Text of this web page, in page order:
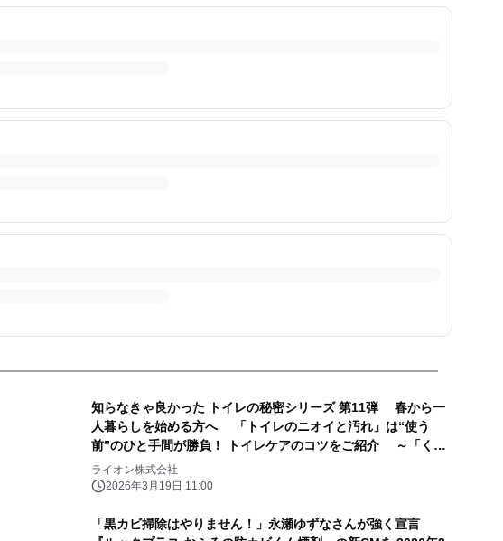
知らなきゃ良かった トイレの秘密シリーズ 第11弾 春から一
人暮らしを始める方へ 「トイレのニオイと汚れ」は“使う
前”のひと手間が勝負！ トイレケアのコツをご紹介 ～「くん
煙」とちょこっと掃除で、汚さない新生活を～
ライオン株式会社
2026年3月19日 11:00
「黒カビ掃除はやりません！」永瀬ゆずなさんが強く宣言